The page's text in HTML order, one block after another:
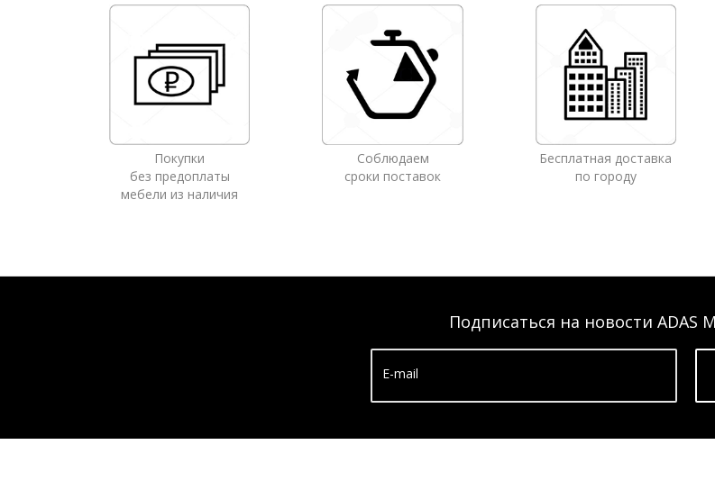
Покупки
без предоплаты
мебели из наличия
Соблюдаем
сроки поставок
Бесплатная доставка
по городу
Подписаться на новости ADAS
E-mail